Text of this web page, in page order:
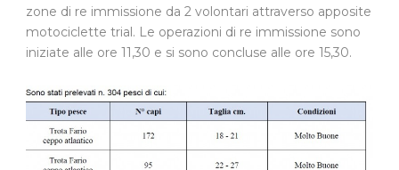
zone di re immissione da 2 volontari attraverso apposite
motociclette trial. Le operazioni di re immissione sono
iniziate alle ore 11,30 e si sono concluse alle ore 15,30.